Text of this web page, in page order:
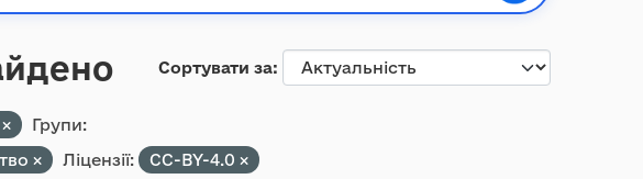
Сортувати за
Групи:
Ліцензії: CC-BY-4.0